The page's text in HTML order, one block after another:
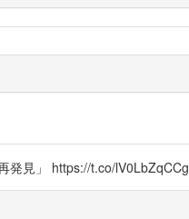
発見」 https://t.co/lV0LbZqCCg